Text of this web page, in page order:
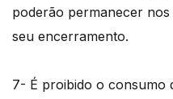
poderão permanecer
seu encerramento.
7- É proibido o consumo